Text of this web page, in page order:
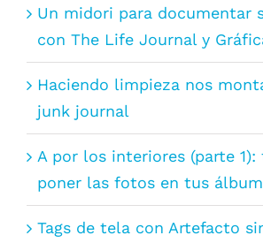
Un midori para documentar
con The Life Journal y
Haciendo limpieza nos
junk journal
A por los interiores (parte 1):
poner las fotos en tus
Tags de tela con Artefacto